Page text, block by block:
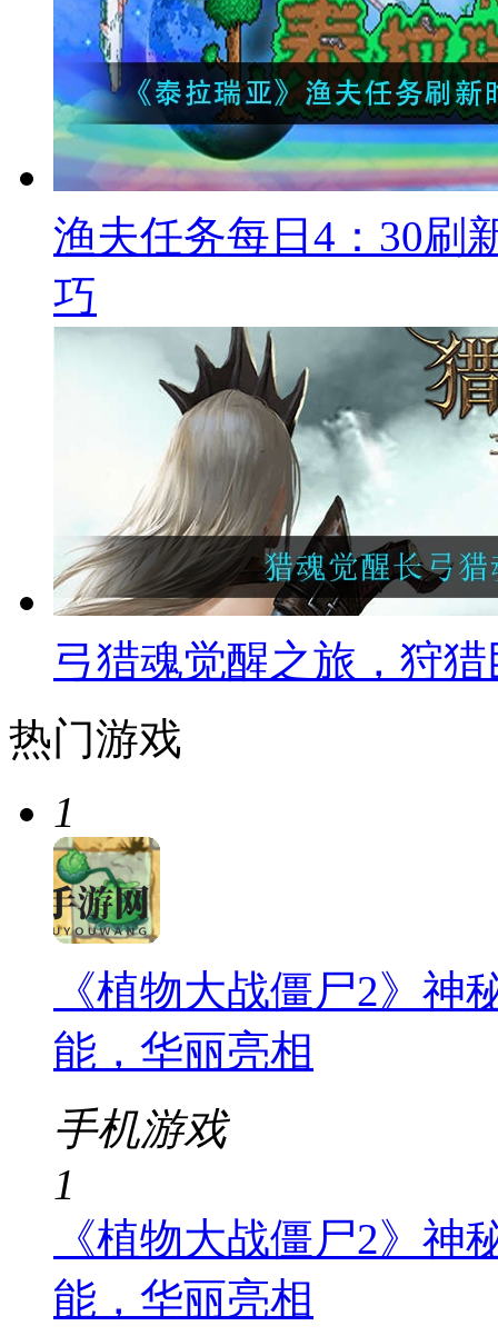
渔夫任务每日4：30刷
巧
弓猎魂觉醒之旅，狩
热门游戏
1
《植物大战僵尸2》
能，华丽亮相
手机游戏
1
《植物大战僵尸2》
能，华丽亮相